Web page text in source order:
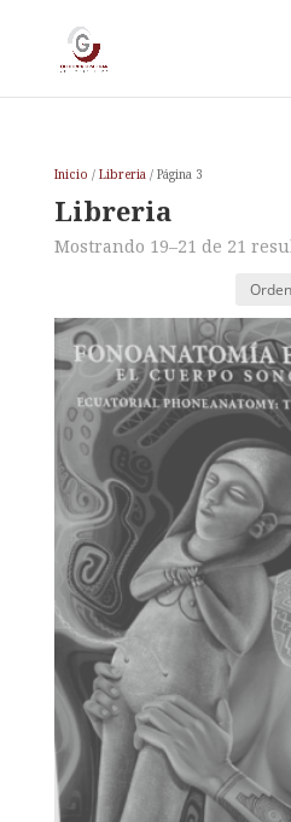
Inicio / Libreria/ Página 3
Libreria
Mostrando 19–21 de 21